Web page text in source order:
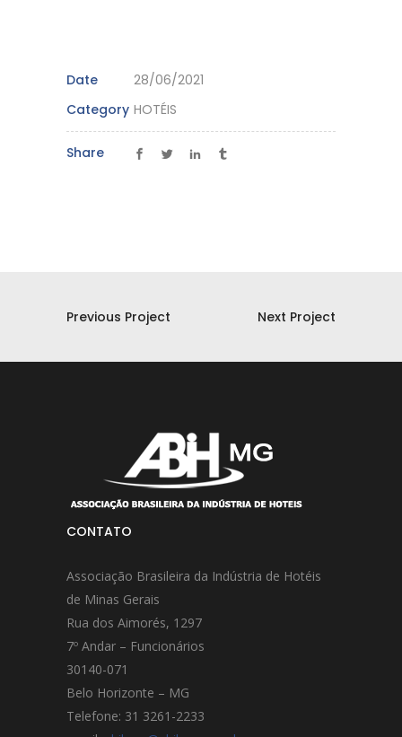
Date
28/06/2021
Category HOTÉIS
Share
Previous Project Next Project
CONTATO
Associação Brasileira da Indústria de Hotéis
de Minas Gerais
Rua dos Aimorés, 1297
7º Andar – Funcionários
30140-071
Belo Horizonte – MG
Telefone: 31 3261-2233